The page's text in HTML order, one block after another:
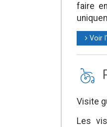
faire
l Voir
L
Visite
Les